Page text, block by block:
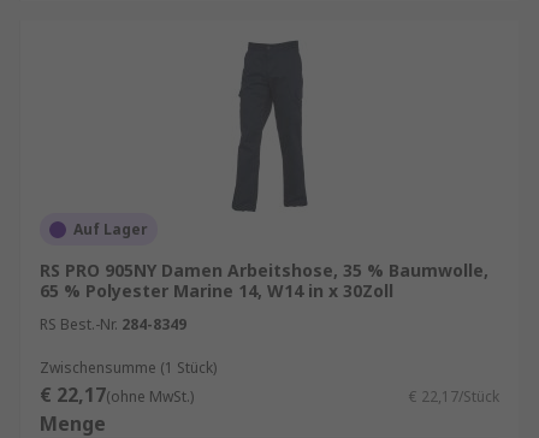
Auf Lager
RS PRO 905NY Damen Arbeitshose, 35 % Baumwolle,
65 % Polyester Marine 14, W14 in x 30Zoll
RS Best.-Nr. 284-8349
Zwischensumme (1 Stück)
€ 22,17(ohne MwSt.) € 22,17/Stück
Menge